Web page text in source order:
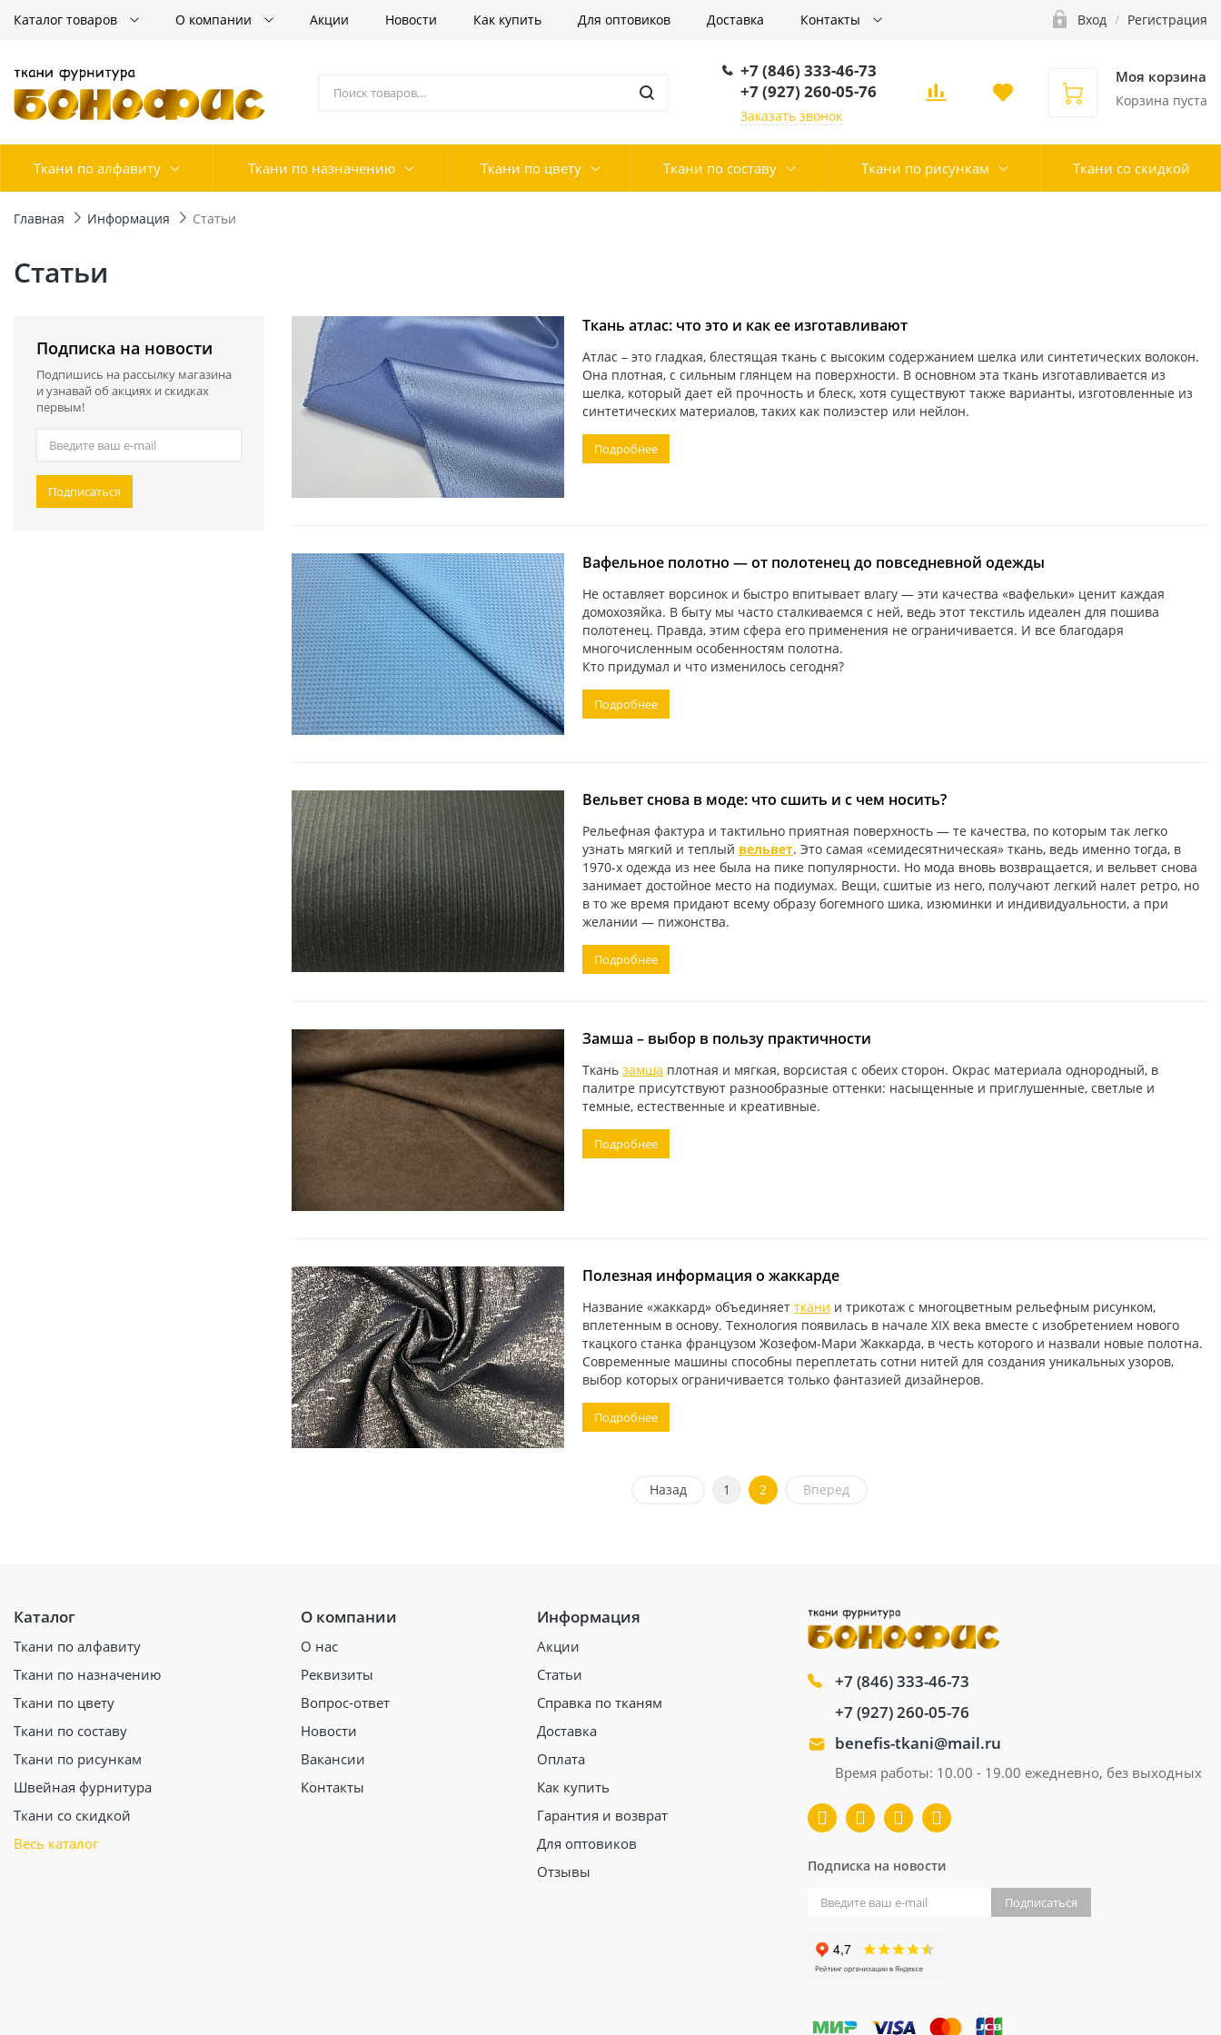
Каталог товаров О компании Акции Новости Как купить Для оптовиков Доставка Контакты Вход / Регистрация
+7 (846) 333-46-73
+7 (927) 260-05-76
Заказать звонок
Моя корзина
Корзина пуста
Ткани по алфавиту Ткани по назначению Ткани по цвету Ткани по составу Ткани по рисункам Ткани со скидкой
Главная Информация Статьи
Статьи
Ткань атлас: что это и как ее изготавливают
Атлас – это гладкая, блестящая ткань с высоким содержанием шелка или синтетических волокон.
Она плотная, с сильным глянцем на поверхности. В основном эта ткань изготавливается из
шелка, который дает ей прочность и блеск, хотя существуют также варианты, изготовленные из
синтетических материалов, таких как полиэстер или нейлон.
Подробнее
Вафельное полотно — от полотенец до повседневной одежды
Не оставляет ворсинок и быстро впитывает влагу — эти качества «вафельки» ценит каждая
домохозяйка. В быту мы часто сталкиваемся с ней, ведь этот текстиль идеален для пошива
полотенец. Правда, этим сфера его применения не ограничивается. И все благодаря
многочисленным особенностям полотна.
Кто придумал и что изменилось сегодня?
Подробнее
Вельвет снова в моде: что сшить и с чем носить?
Рельефная фактура и тактильно приятная поверхность — те качества, по которым так легко
узнать мягкий и теплый вельвет. Это самая «семидесятническая» ткань, ведь именно тогда, в
1970-х одежда из нее была на пике популярности. Но мода вновь возвращается, и вельвет снова
занимает достойное место на подиумах. Вещи, сшитые из него, получают легкий налет ретро, но
в то же время придают всему образу богемного шика, изюминки и индивидуальности, а при
желании — пижонства.
Подробнее
Замша – выбор в пользу практичности
Ткань замша плотная и мягкая, ворсистая с обеих сторон. Окрас материала однородный, в
палитре присутствуют разнообразные оттенки: насыщенные и приглушенные, светлые и
темные, естественные и креативные.
Подробнее
Полезная информация о жаккарде
Название «жаккард» объединяет ткани и трикотаж с многоцветным рельефным рисунком,
вплетенным в основу. Технология появилась в начале XIX века вместе с изобретением нового
ткацкого станка французом Жозефом-Мари Жаккарда, в честь которого и назвали новые полотна.
Современные машины способны переплетать сотни нитей для создания уникальных узоров,
выбор которых ограничивается только фантазией дизайнеров.
Подробнее
Назад 1 2 Вперед
Подписка на новости
Подпишись на рассылку магазина
и узнавай об акциях и скидках
первым!
Подписаться
Каталог
Ткани по алфавиту
Ткани по назначению
Ткани по цвету
Ткани по составу
Ткани по рисункам
Швейная фурнитура
Ткани со скидкой
Весь каталог
О компании
О нас
Реквизиты
Вопрос-ответ
Новости
Вакансии
Контакты
Информация
Акции
Статьи
Справка по тканям
Доставка
Оплата
Как купить
Гарантия и возврат
Для оптовиков
Отзывы
+7 (846) 333-46-73
+7 (927) 260-05-76
benefis-tkani@mail.ru
Время работы: 10.00 - 19.00 ежедневно, без выходных
Подписка на новости
Подписаться